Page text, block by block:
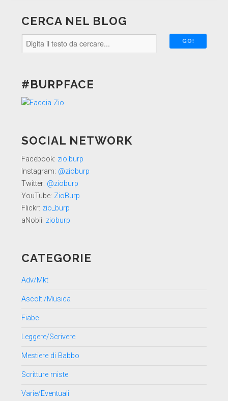
CERCA NEL BLOG
#BURPFACE
SOCIAL NETWORK
Facebook: zio.burp
Instagram: @zioburp
Twitter: @zioburp
YouTube: ZioBurp
Flickr: zio_burp
aNobii: zioburp
CATEGORIE
Adv/Mkt
Ascolti/Musica
Fiabe
Leggere/Scrivere
Mestiere di Babbo
Scritture miste
Varie/Eventuali